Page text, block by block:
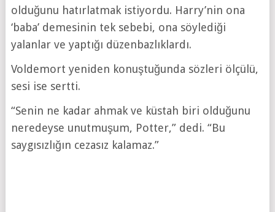
olduğunu hatırlatmak istiyordu. Harry’nin ona
‘baba’ demesinin tek sebebi, ona söylediği
yalanlar ve yaptığı düzenbazlıklardı.
Voldemort yeniden konuştuğunda sözleri ölçülü,
sesi ise sertti.
“Senin ne kadar ahmak ve küstah biri olduğunu
neredeyse unutmuşum, Potter,” dedi. “Bu
saygısızlığın cezasız kalamaz.”